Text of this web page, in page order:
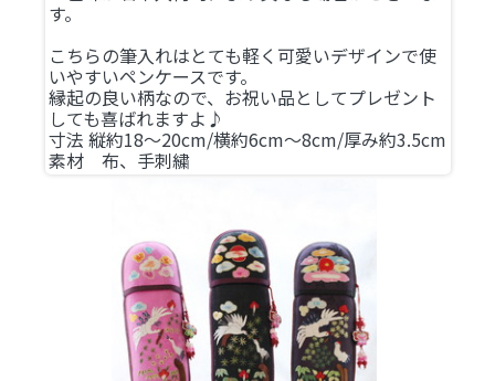
す。
こちらの筆入れはとても軽く可愛いデザインで使
いやすいペンケースです。
縁起の良い柄なので、お祝い品としてプレゼント
しても喜ばれますよ♪
寸法 縦約18～20cm/横約6cm～8cm/厚み約3.5cm
素材 布、手刺繍